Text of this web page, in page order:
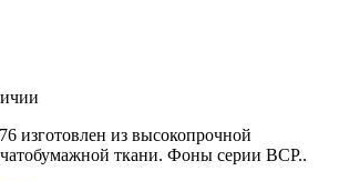
изготовлен из высокопрочной
ткани. Фоны серии BCP..